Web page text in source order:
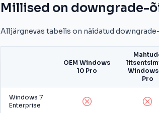
Millised on downgrade-
Alljärgnevas tabelis on näidatud
OEM Windows
10 Pro
Windows
Pro
Windows 7
Enterprise